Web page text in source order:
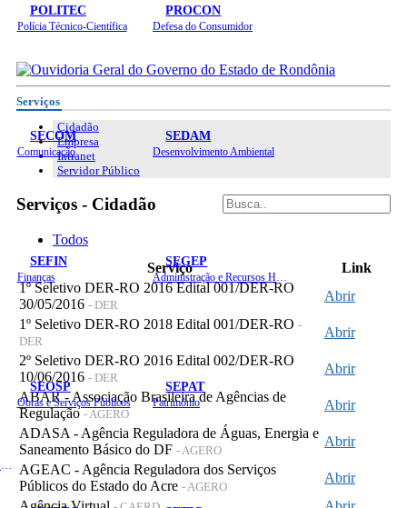
POLITEC
Polícia Técnico-Científica
PROCON
Defesa do Consumidor
SECOM
Comunicação
SEDAM
Desenvolvimento Ambiental
SEFIN
Finanças
SEGEP
SEOSP
Obras e Serviços Públicos
SEPAT
Patrimônio
Serviços
Cidadão
Empresa
Intranet
Servidor Público
Serviços - Cidadão
Todos
Serviço
Link
1º Seletivo DER-RO 2016 Edital 001/DER-RO
30/05/2016 - DER
Abrir
1º Seletivo DER-RO 2018 Edital 001/DER-RO -
DER
Abrir
2º Seletivo DER-RO 2016 Edital 002/DER-RO
10/06/2016 - DER
Abrir
ABAR - Associação Brasileira de Agências de
Regulação- AGERO
Abrir
ADASA - Agência Reguladora de Águas, Energia e
Saneamento Básico do DF - AGERO
Abrir
AGEAC - Agência Reguladora dos Serviços
Públicos do Estado do Acre - AGERO
Abrir